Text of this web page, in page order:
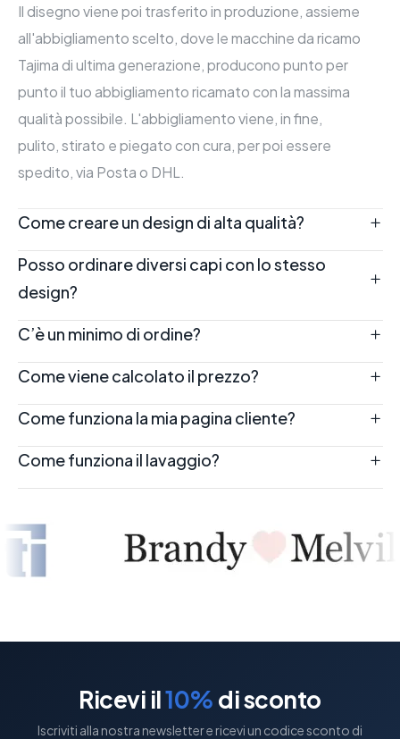
Il disegno viene poi trasferito in produzione, assieme
all'abbigliamento scelto, dove le macchine da ricamo
Tajima di ultima generazione, producono punto per
punto il tuo abbigliamento ricamato con la massima
qualità possibile. L'abbigliamento viene, in fine,
pulito, stirato e piegato con cura, per poi essere
spedito, via Posta o DHL.
Come creare un design di alta qualità?
Posso ordinare diversi capi con lo stesso
design?
C’è un minimo di ordine?
Come viene calcolato il prezzo?
Come funziona la mia pagina cliente?
Come funziona il lavaggio?
Ricevi il10% di sconto
Iscriviti alla nostra newsletter e ricevi un codice sconto di